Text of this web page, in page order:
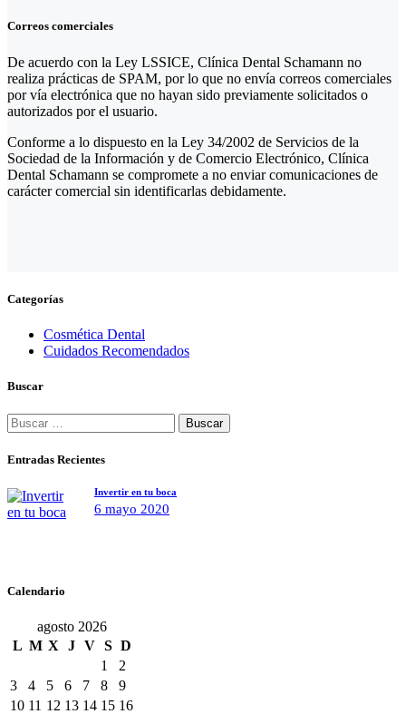
Correos comerciales
De acuerdo con la Ley LSSICE, Clínica Dental Schamann no
realiza prácticas de SPAM, por lo que no envía correos comerciales
por vía electrónica que no hayan sido previamente solicitados o
autorizados por el usuario.
Conforme a lo dispuesto en la Ley 34/2002 de Servicios de la
Sociedad de la Información y de Comercio Electrónico, Clínica
Dental Schamann se compromete a no enviar comunicaciones de
carácter comercial sin identificarlas debidamente.
Categorías
Cosmética Dental
Cuidados Recomendados
Buscar
Buscar:
Entradas Recientes
Invertir en tu boca
6 mayo 2020
Calendario
agosto 2026
L M X J V S D
1
2
3
4 5 6 7 8
9
10 11 12 13 14 15 16